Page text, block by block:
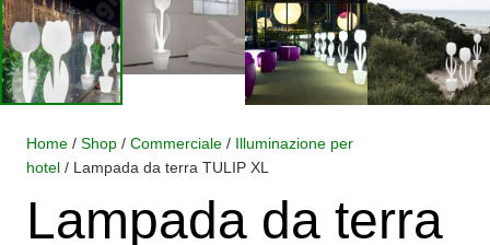
Home / Shop / Commerciale / Illuminazione per
hotel / Lampada da terra TULIP XL
Lampada da terra